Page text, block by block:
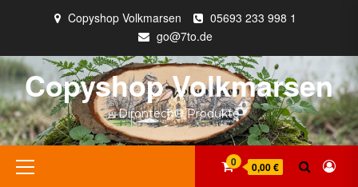
Copyshop Volkmarsen
05693 233 998 1
go@7to.de
Copyshop Volkmarsen
Dirontech® Produkte
Primäres
Menü
0 0,00 €